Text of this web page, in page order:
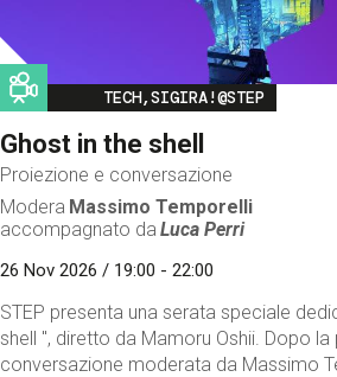
Image
TECH,SIGIRA!@STEP
Ghost in the shell
Proiezione e conversazione
Modera Massimo Temporelli
accompagnato da Luca Perri
26 Nov 2026 / 19:00 - 22:00
STEP presenta una serata speciale
shell ", diretto da Mamoru Oshii. Dopo
conversazione moderata da Massimo